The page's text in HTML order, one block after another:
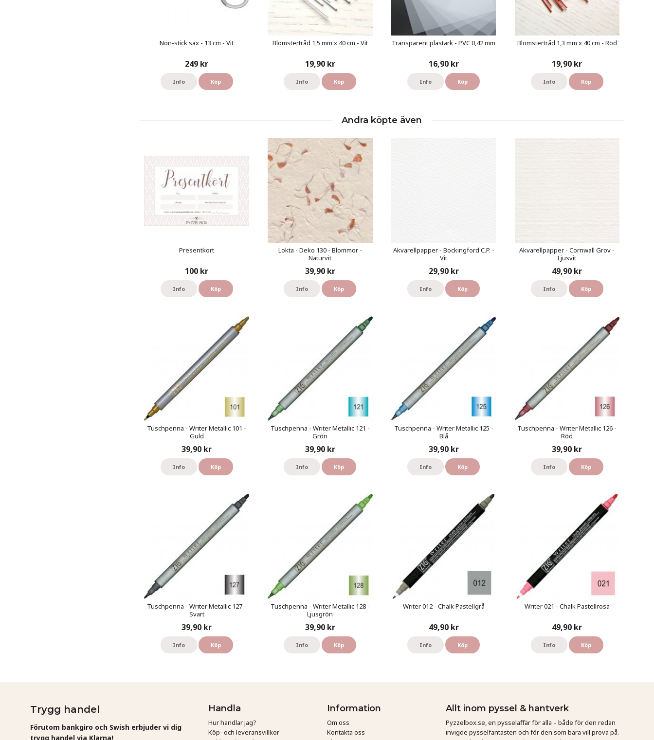
Non-stick sax - 13 cm - Vit
249 kr
Info Köp
Blomstertråd 1,5 mm x 40 cm - Vit
19,90 kr
Info Köp
Transparent plastark - PVC 0,42 mm
16,90 kr
Info Köp
Blomstertråd 1,3 mm x 40 cm - Röd
19,90 kr
Info Köp
Andra köpte även
Presentkort
100 kr
Info Köp
Lokta - Deko 130 - Blommor -
Naturvit
39,90 kr
Info Köp
Akvarellpapper - Bockingford C.P. -
Vit
29,90 kr
Info Köp
Akvarellpapper - Cornwall Grov -
Ljusvit
49,90 kr
Info Köp
Tuschpenna - Writer Metallic 101 -
Guld
39,90 kr
Info Köp
Tuschpenna - Writer Metallic 121 -
Grön
39,90 kr
Info Köp
Tuschpenna - Writer Metallic 125 -
Blå
39,90 kr
Info Köp
Tuschpenna - Writer Metallic 126 -
Röd
39,90 kr
Info Köp
Tuschpenna - Writer Metallic 127 -
Svart
39,90 kr
Info Köp
Tuschpenna - Writer Metallic 128 -
Ljusgrön
39,90 kr
Info Köp
Writer 012 - Chalk Pastellgrå
49,90 kr
Info Köp
Writer 021 - Chalk Pastellrosa
49,90 kr
Info Köp
Trygg handel
Förutom bankgiro och Swish erbjuder vi dig
trygg handel via Klarna!
Handla
Hur handlar jag?
Köp- och leveransvillkor
Information
Om oss
Kontakta oss
Allt inom pyssel & hantverk
Pyzzelbox.se, en pysselaffär för alla – både för den redan
invigde pysselfantasten och för den som bara vill prova på.